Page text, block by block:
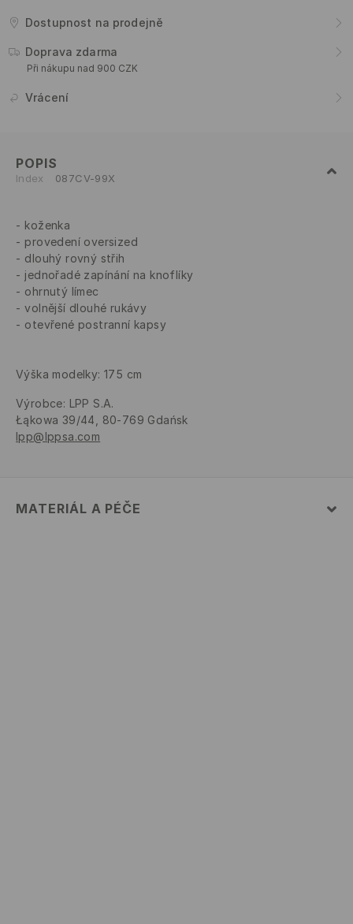
Dostupnost na prodejně
Doprava zdarma
Při nákupu nad 900 CZK
Vrácení
POPIS
Index 087CV-99X
koženka
provedení oversized
dlouhý rovný střih
jednořadé zapínání na knoflíky
ohrnutý límec
volnější dlouhé rukávy
otevřené postranní kapsy
Výška modelky: 175 cm
Výrobce: LPP S.A.
Łąkowa 39/44, 80-769 Gdańsk
lpp@lppsa.com
MATERIÁL A PÉČE